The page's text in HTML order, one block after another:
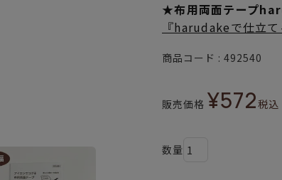
★布用両面テープ
『harudakeで仕立
商品コード 492540
販売価格 ¥572税込